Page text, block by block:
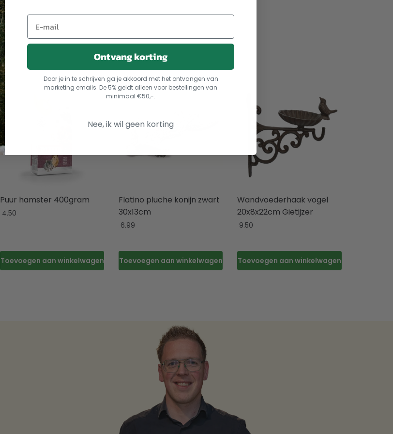
Puur hamster 400gram
4.50
Toevoegen aan winkelwagen
Flatino pluche konijn zwart
30x13cm
6.99
Toevoegen aan winkelwagen
Wandvoederhaak vogel
20x8x22cm Gietijzer
9.50
Toevoegen aan winkelwagen
Ontvang korting
Door je in te schrijven ga je akkoord met het ontvangen van
marketing emails. De 5% geldt alleen voor bestellingen van
minimaal €50,-.
Nee, ik wil geen korting